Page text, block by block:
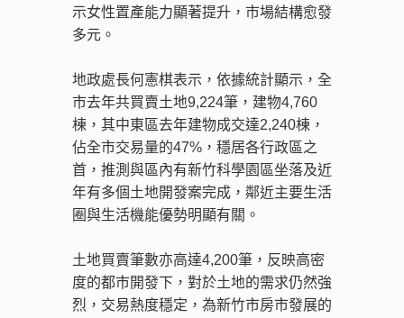
示女性置產能力顯著提升，市場結構愈發
多元。
地政處長何憲棋表示，依據統計顯示，全
市去年共買賣土地9,224筆，建物4,760
棟，其中東區去年建物成交達2,240棟，
佔全市交易量的47%，穩居各行政區之
首，推測與區內有新竹科學園區坐落及近
年有多個土地開發案完成，鄰近主要生活
圈與生活機能優勢明顯有關。
土地買賣筆數亦高達4,200筆，反映高密
度的都市開發下，對於土地的需求仍然強
烈，交易熱度穩定，為新竹市房市發展的